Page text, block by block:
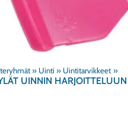
‪» Uinti ‪» Uintitarvikkeet ‪»
UINNIN HARJOITTELUUN